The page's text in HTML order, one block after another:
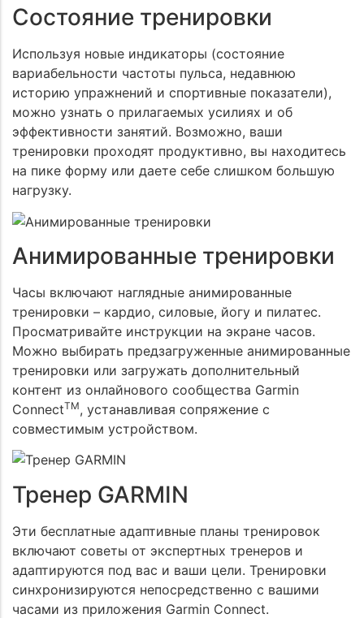
Состояние тренировки
Используя новые индикаторы (состояние
вариабельности частоты пульса, недавнюю
историю упражнений и спортивные показатели),
можно узнать о прилагаемых усилиях и об
эффективности занятий. Возможно, ваши
тренировки проходят продуктивно, вы находитесь
на пике форму или даете себе слишком большую
нагрузку.
Анимированные тренировки
Часы включают наглядные анимированные
тренировки – кардио, силовые, йогу и пилатес.
Просматривайте инструкции на экране часов.
Можно выбирать предзагруженные анимированные
тренировки или загружать дополнительный
контент из онлайнового сообщества Garmin
ConnectTM, устанавливая сопряжение с
совместимым устройством.
Тренер GARMIN
Эти бесплатные адаптивные планы тренировок
включают советы от экспертных тренеров и
адаптируются под вас и ваши цели. Тренировки
синхронизируются непосредственно с вашими
часами из приложения Garmin Connect.